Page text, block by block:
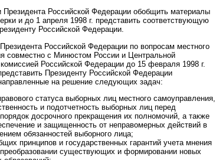
Президента Российской Федерации обобщить материалы
и до 1 апреля 1998 г. представить соответствующую
Российской Федерации.
Российской Федерации по вопросам местного
совместно с Минюстом России и Центральной
Российской Федерации до 15 февраля 1998 г.
Президенту Российской Федерации
на решение следующих задач:
статуса выборных лиц местного самоуправления,
и подотчетность выборных лиц перед
досрочного прекращения их полномочий, а также
и защищенность от неправомерных действий в
обязанностей выборного лица;
принципов и государственных гарантий учета мнения
существующих и формировании новых